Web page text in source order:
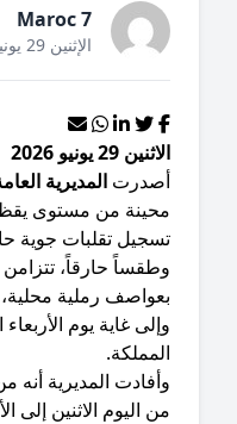
Maroc 7
الإثنين 29 يونيو 2026 - 12:31
المديرية العامة
من مستوى يقظة
تقلبات جوية حادة
حارقاً، تتزامن مع هبات
رملية محلية، وذلك
غاية يوم الأربعاء المقبل
المديرية أنه من
اليوم الاثنين إلى الأربعاء،